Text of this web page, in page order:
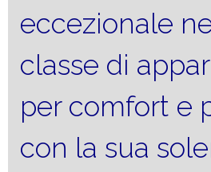
eccezionale
classe di
per comfort e
con la sua